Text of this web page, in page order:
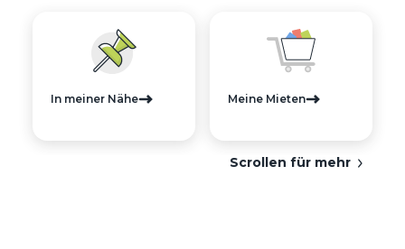
In meiner Nähe Meine Mieten
Scrollen für mehr